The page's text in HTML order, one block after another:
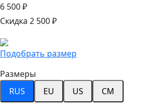
6 500 ₽
Скидка 2 500 ₽
Подобрать размер
Размеры
RUS
EU US CM